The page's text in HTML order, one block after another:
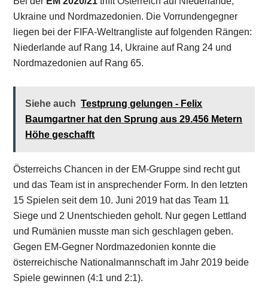
Ukraine und Nordmazedonien. Die Vorrundengegner
liegen bei der FIFA-Weltrangliste auf folgenden Rängen:
Niederlande auf Rang 14, Ukraine auf Rang 24 und
Nordmazedonien auf Rang 65.
Siehe auch Testprung gelungen - Felix
Baumgartner hat den Sprung aus 29.456 Metern
Höhe geschafft
Österreichs Chancen in der EM-Gruppe sind recht gut
und das Team ist in ansprechender Form. In den letzten
15 Spielen seit dem 10. Juni 2019 hat das Team 11
Siege und 2 Unentschieden geholt. Nur gegen Lettland
und Rumänien musste man sich geschlagen geben.
Gegen EM-Gegner Nordmazedonien konnte die
österreichische Nationalmannschaft im Jahr 2019 beide
Spiele gewinnen (4:1 und 2:1).